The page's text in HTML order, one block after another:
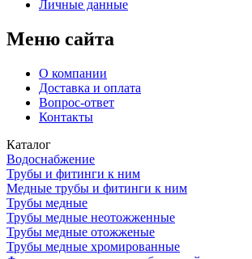
Личные данные
Меню сайта
О компании
Доставка и оплата
Вопрос-ответ
Контакты
Каталог
Водоснабжение
Трубы и фитинги к ним
Медные трубы и фитинги к ним
Трубы медные
Трубы медные неотожженные
Трубы медные отожженые
Трубы медные хромированные